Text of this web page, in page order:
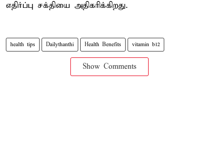
எதிர்ப்பு சக்தியை அதிகரிக்கிறது.
health tips Dailythanthi Health Benefits vitamin b12
Show Comments